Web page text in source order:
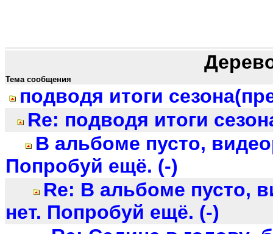
Тема сообщения
подводя итоги
Re: подводя итоги
В альбоме пусто,
Попробуй ещё. (-)
Re: В альбоме пусто,
нет. Попробуй ещё. (-)